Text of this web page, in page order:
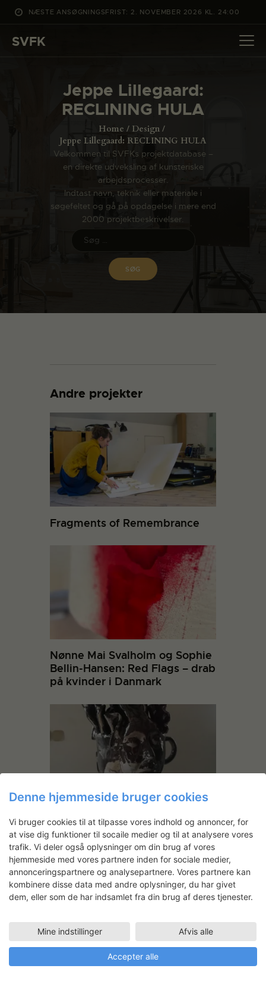
NÆSTE ANSØGNINGSFRIST: 2. NOVEMBER 2026 KL. 24:00
SVFK
Jeppe Lillegaard:
RECLINING HULA
Home
Design
Jeppe Lillegaard: RECLINING HULA
Velkommen til SVFKs projektdatabase –
en direkte udveksling af kunsteriske
arbejdsprocesser.
Indtast navn, teknik eller materiale i
søgefeltet og gå på opdagelse i mere end
2000 projektbeskrivelser.
DET SKER
PROJEKTER
ANSØG
OM SVFK
ENGLISH
Andre projekter
Fragments of Remembrance
Nønne Mai Svalholm og Sophie
Bellin-Hansen: Red Flags – drab
på kvinder i Danmark
Daiga & Iveta
Jeppe Lillegaard
TRÆVÆRKSTED
06.05.2019 - 24.05.2019
Denne hjemmeside bruger cookies
Vi bruger cookies til at tilpasse vores indhold og annoncer, for
at vise dig funktioner til socaile medier og til at analysere vores
trafik. Vi deler også oplysninger om din brug af vores
hjemmeside med vores partnere inden for sociale medier,
annonceringspartnere og analysepartnere. Vores partnere kan
kombinere disse data med andre oplysninger, du har givet
dem, eller som de har indsamlet fra din brug af deres tjenester.
Mine indstillinger Afvis alle
Accepter alle